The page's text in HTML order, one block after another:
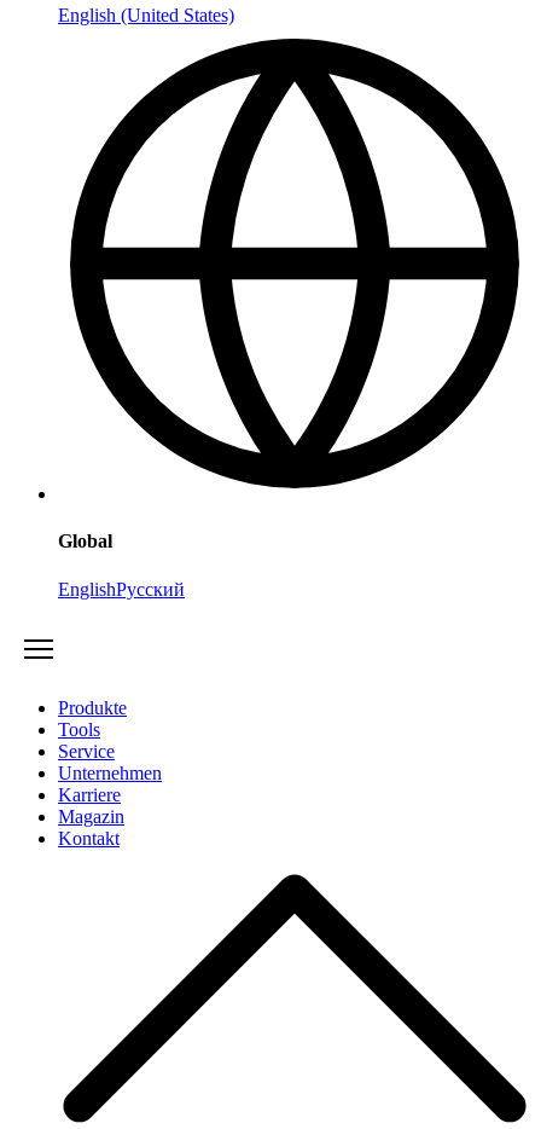
English (United States)
Global
EnglishРусский
Produkte
Tools
Service
Unternehmen
Karriere
Magazin
Kontakt